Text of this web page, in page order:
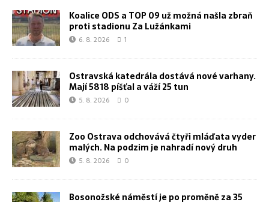
Koalice ODS a TOP 09 už možná našla zbraň
proti stadionu Za Lužánkami
6. 8. 2026 1
Ostravská katedrála dostává nové varhany.
Mají 5818 píšťal a váží 25 tun
5. 8. 2026 0
Zoo Ostrava odchovává čtyři mláďata vyder
malých. Na podzim je nahradí nový druh
5. 8. 2026 0
Bosonožské náměstí je po proměně za 35